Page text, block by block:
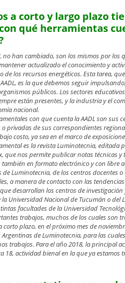
a corto y largo plazo
qué herramientas
no han cambiado, son los mismos por
actualizado el conocimiento y
los recursos energéticos. Esta tarea,
es la que debemos seguir
públicos. Los sectores
están presentes, y la industria y el
nacional.
con que cuenta la AADL son sus
privadas de sus correspondientes
costo, ya sea en el marco de
es la revista Luminotecnia, editada
que nos permite publicar notas técnicas
en formato electrónico y con libre
de Luminotecnia, de los centros docentes
a manera de contacto con las
desarrollan los centros de
la Universidad Nacional de Tucumán o
facultades de la Universidad
trabajos, muchos de los cuales son
corto plazo, en el próximo mes de
Argentinas de Luminotecnia, para las
trabajos. Para el año 2018, la principal
18, actividad bienal en la que ya